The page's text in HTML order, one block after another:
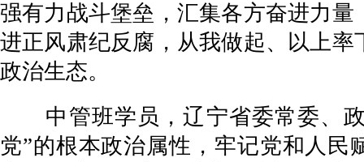
强有力战斗堡垒，汇集各方奋进力
进正风肃纪反腐，从我做起、以上
政治生态。
中管班学员，辽宁省委常委、政
党”的根本政治属性，牢记党和人